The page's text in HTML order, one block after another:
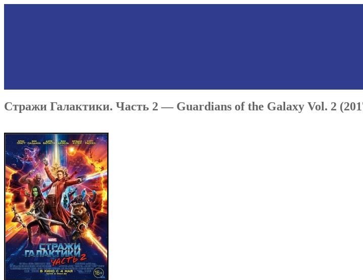
Стражи Галактики. Часть 2 — Guardians of the Galaxy Vol. 2